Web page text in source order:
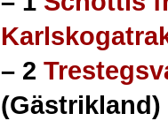
– 2
(Gästrikland)